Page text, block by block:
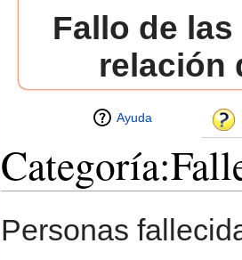
Fallo de
relación
Ayuda
Personas